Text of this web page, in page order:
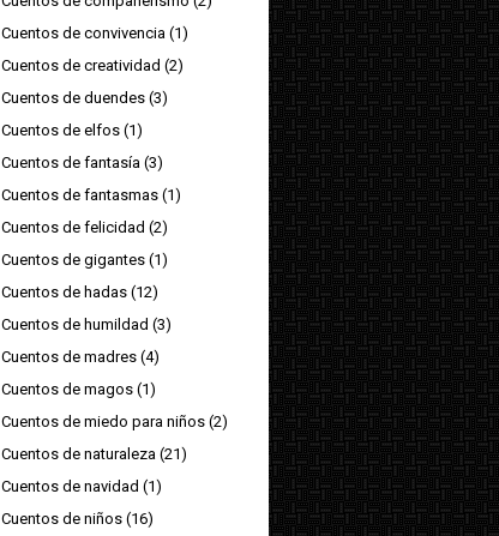
Cuentos de convivencia (1)
Cuentos de creatividad (2)
Cuentos de duendes (3)
Cuentos de elfos (1)
Cuentos de fantasía (3)
Cuentos de fantasmas (1)
Cuentos de felicidad (2)
Cuentos de gigantes (1)
Cuentos de hadas (12)
Cuentos de humildad (3)
Cuentos de madres (4)
Cuentos de magos (1)
Cuentos de miedo para niños (2)
Cuentos de naturaleza (21)
Cuentos de navidad (1)
Cuentos de niños (16)